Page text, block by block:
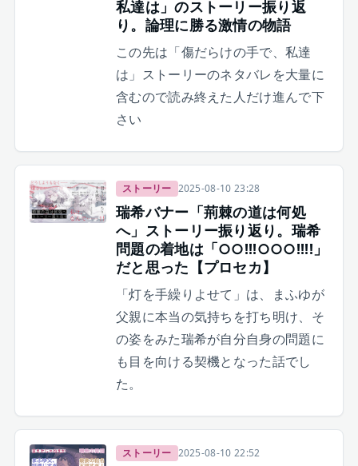
私達は」のストーリー振り返
り。論理に勝る激情の物語
この先は「傷だらけの手で、私達
は」ストーリーのネタバレを大量に
含むので読み終えた人だけ進んで下
さい
ストーリー 2025-08-10 23:28
瑞希バナー「荊棘の道は何処
へ」ストーリー振り返り。瑞希
問題の着地は「○○!!!○○○!!!!」
だと思った【プロセカ】
「灯を手繰りよせて」は、まふゆが
父親に本当の気持ちを打ち明け、そ
の姿をみた瑞希が自分自身の問題に
も目を向ける契機となった話でし
た。
ストーリー 2025-08-10 22:52